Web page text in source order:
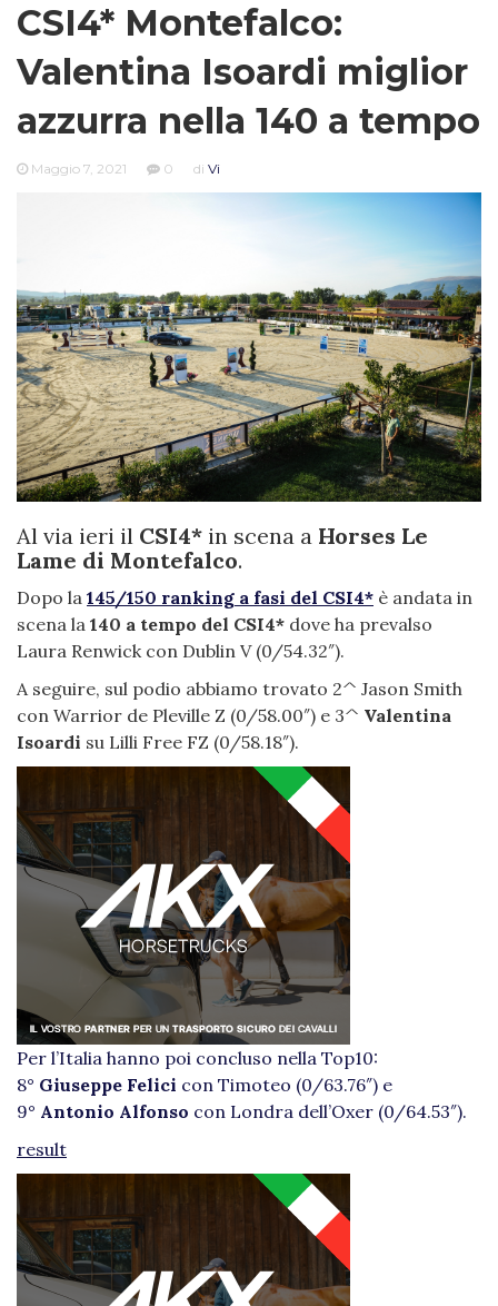
CSI4* Montefalco:
Valentina Isoardi miglior
azzurra nella 140 a tempo
Maggio 7, 2021 0 di Vi
Al via ieri il CSI4* in scena a Horses Le
Lame di Montefalco.
Dopo la 145/150 ranking a fasi del CSI4* è andata in
scena la 140 a tempo del CSI4* dove ha prevalso
Laura Renwick con Dublin V (0/54.32″).
A seguire, sul podio abbiamo trovato 2^ Jason Smith
con Warrior de Pleville Z (0/58.00″) e 3^ Valentina
Isoardi su Lilli Free FZ (0/58.18″).
Per l’Italia hanno poi concluso nella Top10:
8° Giuseppe Felici con Timoteo (0/63.76″) e
9° Antonio Alfonso con Londra dell’Oxer (0/64.53″).
result